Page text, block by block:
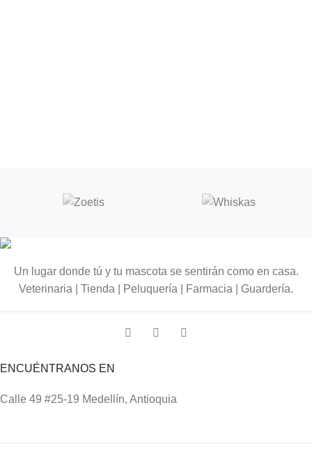
Un lugar donde tú y tu mascota se sentirán como en casa.
Veterinaria | Tienda | Peluquería | Farmacia | Guardería.
ENCUÉNTRANOS EN
Calle 49 #25-19 Medellín, Antioquia